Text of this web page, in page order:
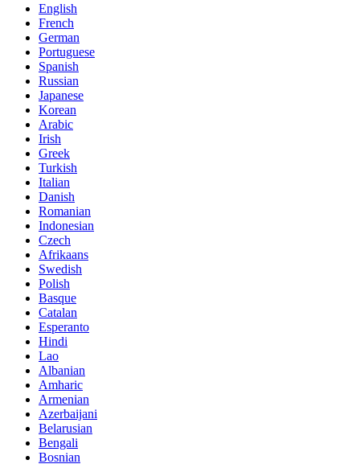
English
French
German
Portuguese
Spanish
Russian
Japanese
Korean
Arabic
Irish
Greek
Turkish
Italian
Danish
Romanian
Indonesian
Czech
Afrikaans
Swedish
Polish
Basque
Catalan
Esperanto
Hindi
Lao
Albanian
Amharic
Armenian
Azerbaijani
Belarusian
Bengali
Bosnian